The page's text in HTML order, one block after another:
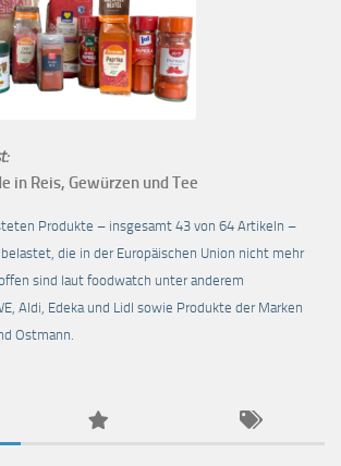
in Reis, Gewürzen und Tee
Produkte – insgesamt 43 von 64 Artikeln –
die in der Europäischen Union nicht mehr
sind laut foodwatch unter anderem
Aldi, Edeka und Lidl sowie Produkte der Marken
Ostmann.